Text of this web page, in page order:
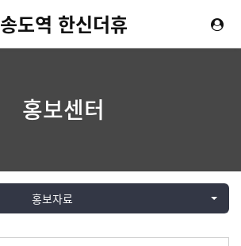
송도역 한신더휴
홍보센터
홍보자료